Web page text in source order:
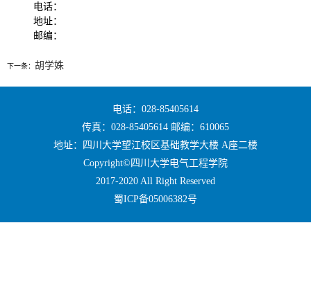
电话：
地址：
邮编：
下一条： 胡学姝
电话：028-85405614
传真：028-85405614 邮编：610065
地址：四川大学望江校区基础教学大楼 A座二楼
Copyright©四川大学电气工程学院
2017-2020 All Right Reserved
蜀ICP备05006382号